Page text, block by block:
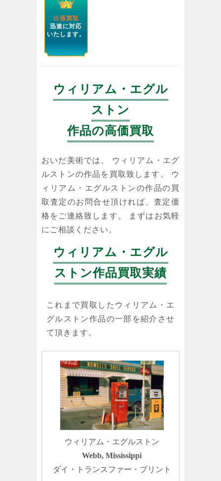
出張買取
迅速に対応
いたします。
ウィリアム・エグル
ストン
作品の高価買取
おいだ美術では、 ウィリアム・エグ
ルストンの作品を買取致します。 ウ
ィリアム・エグルストンの作品の買
取査定のお問合せ頂ければ、査定価
格をご連絡致します。 まずはお気軽
にご相談ください。
ウィリアム・エグル
ストン作品買取実績
これまで買取したウィリアム・エ
グルストン作品の一部を紹介させ
て頂きます。
ウィリアム・エグルストン
Webb, Mississippi
ダイ・トランスファー・プリント